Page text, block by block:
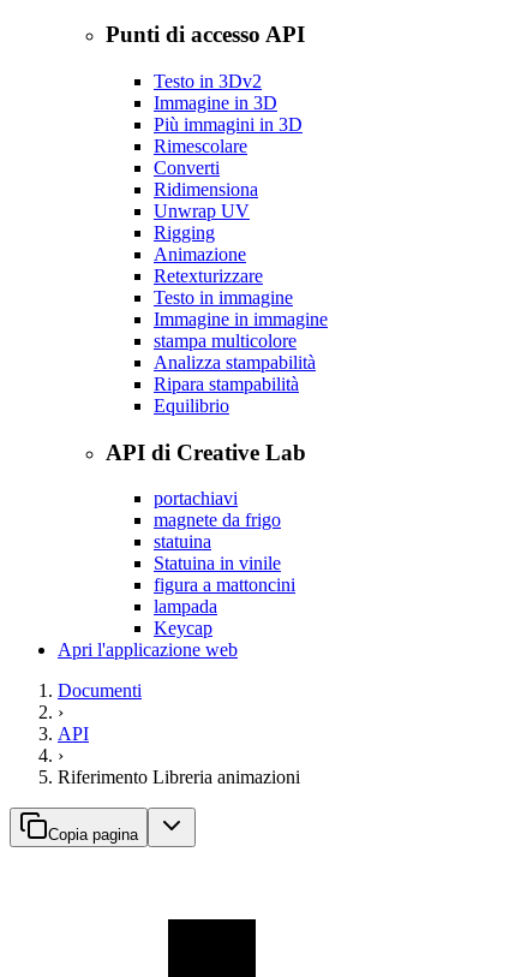
Punti di accesso API
Testo in 3Dv2
Immagine in 3D
Più immagini in 3D
Rimescolare
Converti
Ridimensiona
Unwrap UV
Rigging
Animazione
Retexturizzare
Testo in immagine
Immagine in immagine
stampa multicolore
Analizza stampabilità
Ripara stampabilità
Equilibrio
API di Creative Lab
portachiavi
magnete da frigo
statuina
Statuina in vinile
figura a mattoncini
lampada
Keycap
Apri l'applicazione web
Documenti
›
API
›
Riferimento Libreria animazioni
Copia pagina